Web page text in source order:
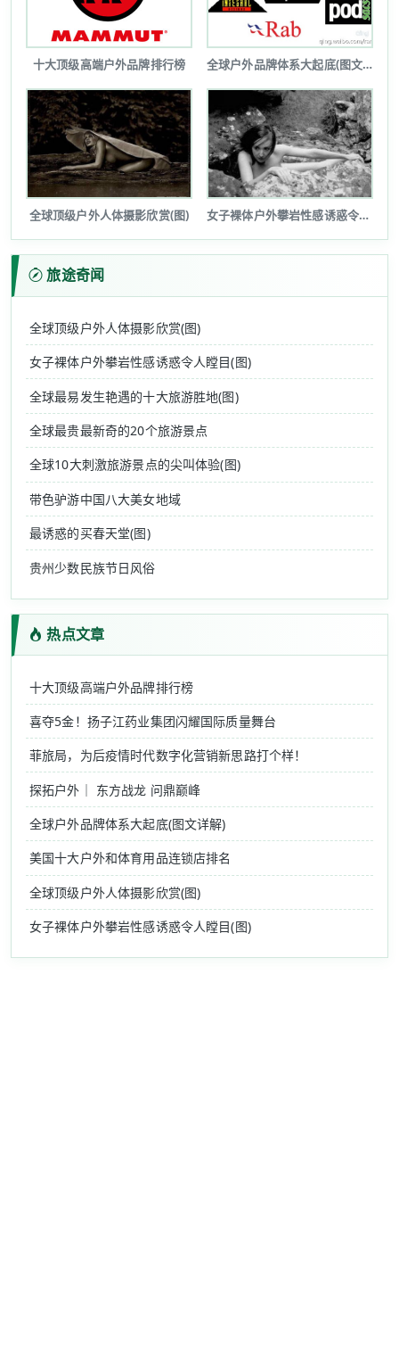
十大顶级高端户外品牌排行榜 全球户外品牌体系大起底(图文详解)
全球顶级户外人体摄影欣赏(图) 女子裸体户外攀岩性感诱惑令人瞠目(图...
旅途奇闻
全球顶级户外人体摄影欣赏(图)
女子裸体户外攀岩性感诱惑令人瞠目(图)
全球最易发生艳遇的十大旅游胜地(图)
全球最贵最新奇的20个旅游景点
全球10大刺激旅游景点的尖叫体验(图)
带色驴游中国八大美女地域
最诱惑的买春天堂(图)
贵州少数民族节日风俗
热点文章
十大顶级高端户外品牌排行榜
喜夺5金！扬子江药业集团闪耀国际质量舞台
菲旅局，为后疫情时代数字化营销新思路打个样！
探拓户外｜ 东方战龙 问鼎巅峰
全球户外品牌体系大起底(图文详解)
美国十大户外和体育用品连锁店排名
全球顶级户外人体摄影欣赏(图)
女子裸体户外攀岩性感诱惑令人瞠目(图)